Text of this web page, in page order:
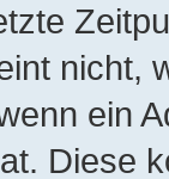
nicht,
ein
Diese